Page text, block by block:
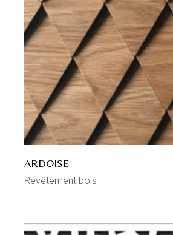
ARDOISE
Revêtement bois